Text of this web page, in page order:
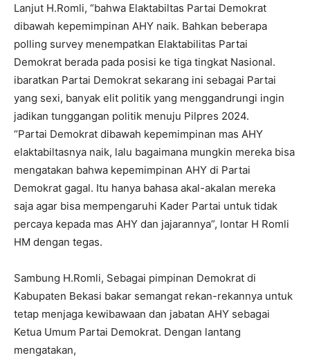
Lanjut H.Romli, “bahwa Elaktabiltas Partai Demokrat
dibawah kepemimpinan AHY naik. Bahkan beberapa
polling survey menempatkan Elaktabilitas Partai
Demokrat berada pada posisi ke tiga tingkat Nasional.
ibaratkan Partai Demokrat sekarang ini sebagai Partai
yang sexi, banyak elit politik yang menggandrungi ingin
jadikan tunggangan politik menuju Pilpres 2024.
“Partai Demokrat dibawah kepemimpinan mas AHY
elaktabiltasnya naik, lalu bagaimana mungkin mereka bisa
mengatakan bahwa kepemimpinan AHY di Partai
Demokrat gagal. Itu hanya bahasa akal-akalan mereka
saja agar bisa mempengaruhi Kader Partai untuk tidak
percaya kepada mas AHY dan jajarannya”, lontar H Romli
HM dengan tegas.
Sambung H.Romli, Sebagai pimpinan Demokrat di
Kabupaten Bekasi bakar semangat rekan-rekannya untuk
tetap menjaga kewibawaan dan jabatan AHY sebagai
Ketua Umum Partai Demokrat. Dengan lantang
mengatakan,